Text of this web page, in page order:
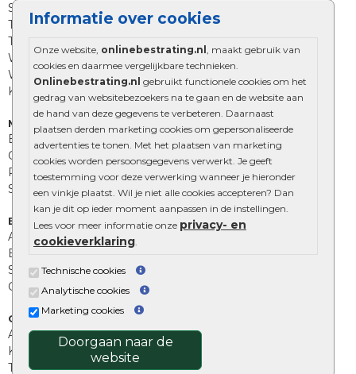
Informatie over cookies
Onze website, onlinebestrating.nl , maakt gebruik van
cookies en daarmee vergelijkbare technieken.
Onlinebestrating.nl gebruikt functionele cookies om het
gedrag van websitebezoekers na te gaan en de website aan
de hand van deze gegevens te verbeteren. Daarnaast
plaatsen derden marketing cookies om gepersonaliseerde
advertenties te tonen. Met het plaatsen van marketing
cookies worden persoonsgegevens verwerkt. Je geeft
toestemming voor deze verwerking wanneer je hieronder
een vinkje plaatst. Wil je niet alle cookies accepteren? Dan
kan je dit op ieder moment aanpassen in de instellingen.
Lees voor meer informatie onze privacy- en
cookieverklaring.
Technische cookies
Analytische cookies
Marketing cookies
Doorgaan naar de
website
Straatstenen
Trommelstenen
Tuinstenen
Waalformaat
Wildverband bestrating
Kingstones
Muurelementen
Betonbielzen
Opsluitbanden
Palissades
Stapelblokken
Extra benodigdheden
Afwatering en diversen
Beplantings en betonelementen
Split, grind en zand
Oprit tegels
Overig
Aanbiedingen
Kunstgras
Tuintegels outlet